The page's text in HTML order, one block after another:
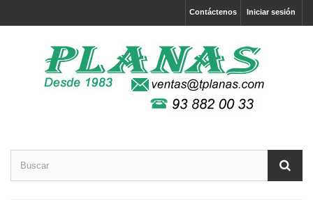
Iniciar sesión
Contáctenos